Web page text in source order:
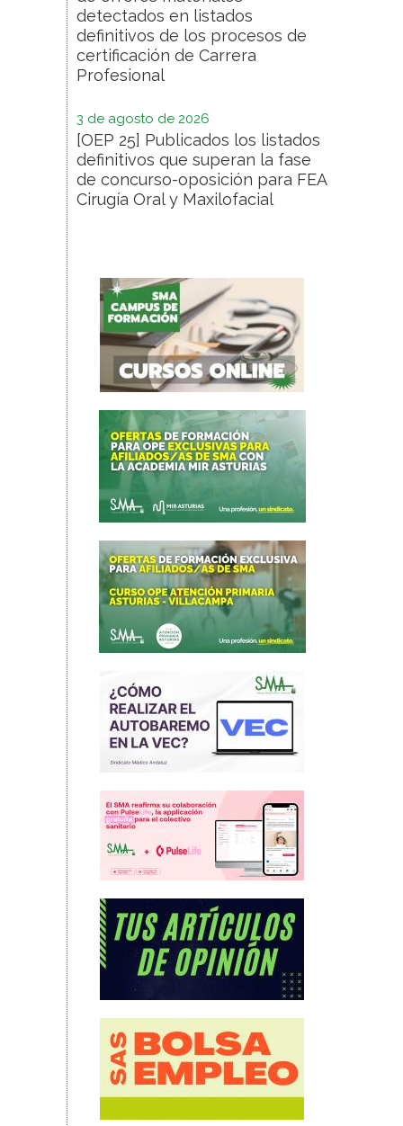
detectados en listados
definitivos de los procesos de
certificación de Carrera
Profesional
3 de agosto de 2026
[OEP 25] Publicados los listados
definitivos que superan la fase
de concurso-oposición para FEA
Cirugía Oral y Maxilofacial